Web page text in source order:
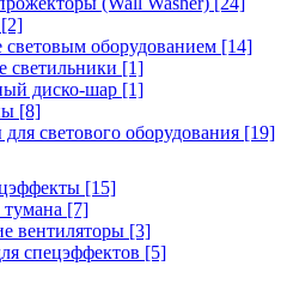
[2]
световым оборудованием [14]
светильники [1]
диско-шар [1]
[8]
светового оборудования [19]
[15]
[7]
вентиляторы [3]
спецэффектов [5]